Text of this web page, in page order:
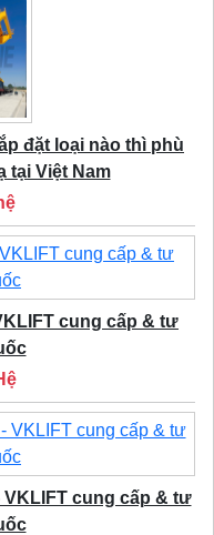
đặt loại nào thì phù
tại Việt Nam
cung cấp & tư
cung cấp & tư